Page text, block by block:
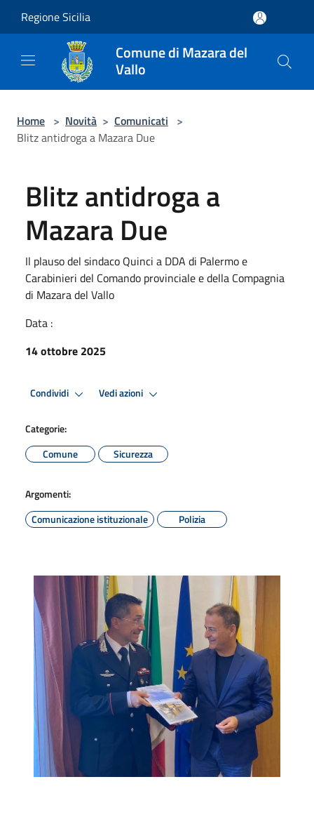
Regione Sicilia
Comune di Mazara del
Vallo
Home > Novità > Comunicati >
Blitz antidroga a Mazara Due
Blitz antidroga a
Mazara Due
Il plauso del sindaco Quinci a DDA di Palermo e
Carabinieri del Comando provinciale e della Compagnia
di Mazara del Vallo
Data :
14 ottobre 2025
Condividi Vedi azioni
Categorie:
Comune
Sicurezza
Argomenti:
Comunicazione istituzionale
Polizia